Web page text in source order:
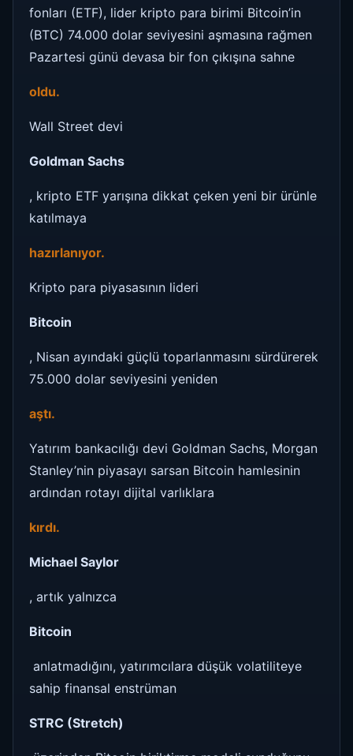
fonları (ETF), lider kripto para birimi Bitcoin’in
(BTC) 74.000 dolar seviyesini aşmasına rağmen
Pazartesi günü devasa bir fon çıkışına sahne
oldu.
Wall Street devi
Goldman Sachs
, kripto ETF yarışına dikkat çeken yeni bir ürünle
katılmaya
hazırlanıyor.
Kripto para piyasasının lideri
Bitcoin
, Nisan ayındaki güçlü toparlanmasını sürdürerek
75.000 dolar seviyesini yeniden
aştı.
Yatırım bankacılığı devi Goldman Sachs, Morgan
Stanley’nin piyasayı sarsan Bitcoin hamlesinin
ardından rotayı dijital varlıklara
kırdı.
Michael Saylor
, artık yalnızca
Bitcoin
anlatmadığını, yatırımcılara düşük volatiliteye
sahip finansal enstrüman
STRC (Stretch)